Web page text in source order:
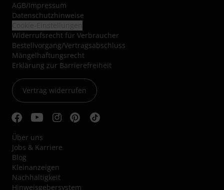
AGB/Impressum
Datenschutzhinweise
Widerrufsrecht für Verbraucher
Bestellvorgang/Vertragsabschluss
Mängelhaftungsrecht
Erklärung zur Barrierefreiheit
Vertrag widerrufen
Über uns
Jobs & Karriere
Blog
Kleinanzeigen
Nachhaltigkeit
Hinweisgebersystem